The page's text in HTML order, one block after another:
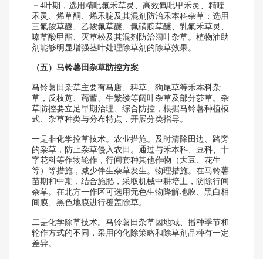
－4叶期，选用精吡氟禾草灵、高效氟吡甲禾灵、精喹
禾灵、烯草酮、烯禾啶及其混剂防治禾本科杂草；选用
三氟羧草醚、乙羧氟草醚、氟磺胺草醚、乳氟禾草灵、
嗪草酸甲酯、灭草松及其混剂防治阔叶杂草。植物油助
剂能够明显增强茎叶处理除草剂的除草效果。
（五）马铃薯田杂草防控方案
马铃薯田杂草主要有马唐、稗草、狗尾草等禾本科杂
草，反枝苋、萹蓄、牛繁缕等阔叶杂草及部分莎草。杂
草防控要立足早期治理、综合防控，根据马铃薯种植模
式、杂草种类与分布特点，开展分类指导。
一是非化学控草技术。农业措施。及时清除田边、路旁
的杂草，防止杂草侵入农田。通过与禾本科、豆科、十
字花科等作物轮作，行间套种其他作物（大豆、花生
等）等措施，减少伴生杂草发生。物理措施。在马铃薯
苗期和中期，结合施肥，采取机械中耕培土，防除行间
杂草。在北方一作区可选用无色生物降解地膜、黑白相
间膜、黑色地膜进行覆盖除草。
二是化学除草技术。马铃薯田杂草因地域、播种季节和
轮作方式的不同，采用的化除策略和除草剂品种有一定
差异。